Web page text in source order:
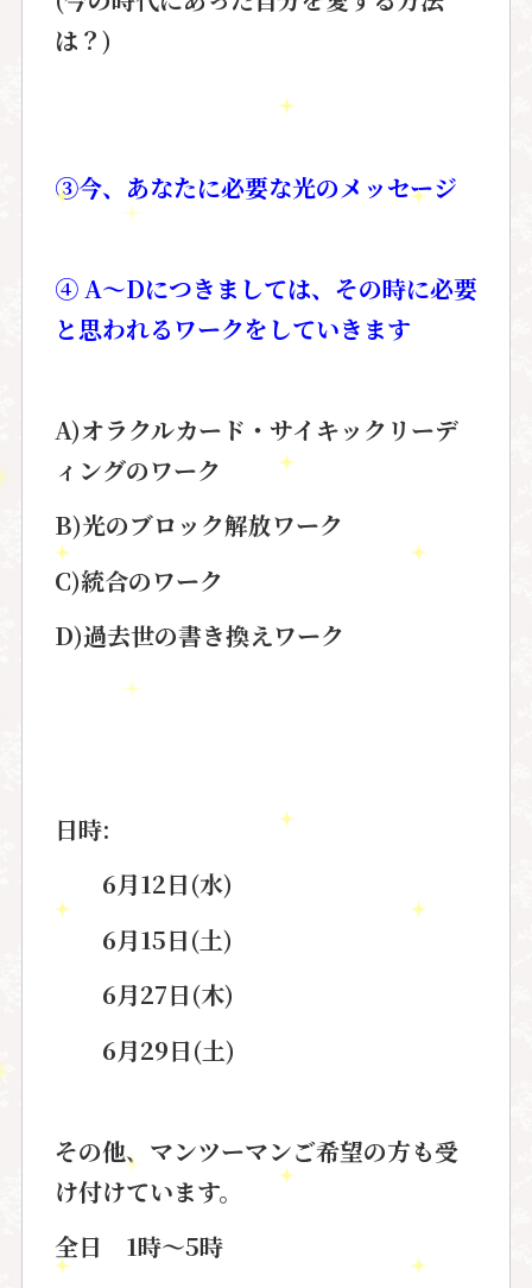
は？)
③今、あなたに必要な光のメッセージ
④ A～Dにつきましては、その時に必要
と思われるワークをしていきます
A)オラクルカード・サイキックリーデ
ィングのワーク
B)光のブロック解放ワーク
C)統合のワーク
D)過去世の書き換えワーク
日時:
6月12日(水)
6月15日(土)
6月27日(木)
6月29日(土)
その他、マンツーマンご希望の方も受
け付けています。
全日 1時～5時